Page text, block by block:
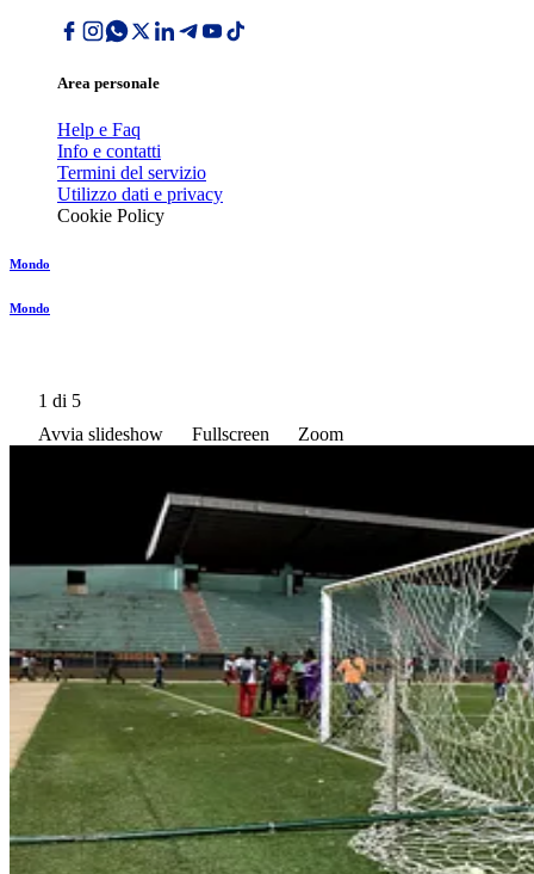
Area personale
Help e Faq
Info e contatti
Termini del servizio
Utilizzo dati e privacy
Cookie Policy
Mondo
Mondo
1 di 5
Avvia slideshow
Fullscreen Zoom